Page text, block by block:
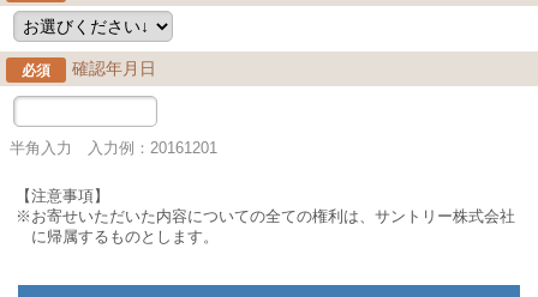
必須 確認年月日
半角入力 入力例：20161201
【注意事項】
※お寄せいただいた内容についての全ての権利は、サントリー株式会社
に帰属するものとします。